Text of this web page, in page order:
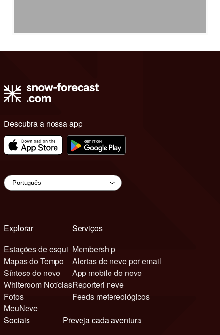
Descubra a nossa app
Explorar
Estações de esqui
Mapas do Tempo
Síntese de neve
Whiteroom Notícias
Fotos
MeuNeve
Serviços
Membership
Alertas de neve por email
App mobile de neve
Reporteri neve
Feeds metereológicos
Sociais
Preveja cada aventura